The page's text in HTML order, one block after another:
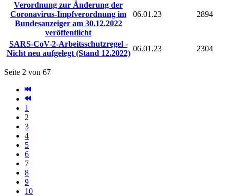
Verordnung zur Änderung der
Coronavirus-Impfverordnung im
Bundesanzeiger am 30.12.2022
veröffentlicht
06.01.23 2894
SARS-CoV-2-Arbeitsschutzregel -
Nicht neu aufgelegt (Stand 12.2022)
06.01.23 2304
Seite 2 von 67
1
2
3
4
5
6
7
8
9
10